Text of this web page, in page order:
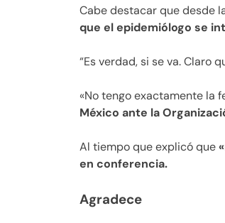
Cabe destacar que desde
que el epidemiólogo se
“Es verdad, si se va. Claro
«No tengo exactamente la
México ante la
Al tiempo que explicó que
en conferencia.
Agradece